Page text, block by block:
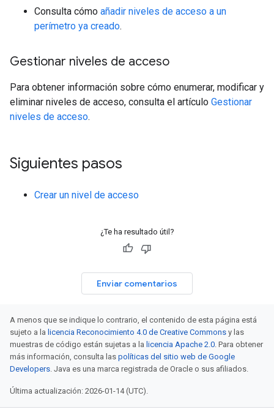
Consulta cómo añadir niveles de acceso a un
perímetro ya creado.
Gestionar niveles de acceso
Para obtener información sobre cómo enumerar, modificar y
eliminar niveles de acceso, consulta el artículo Gestionar
niveles de acceso.
Siguientes pasos
Crear un nivel de acceso
¿Te ha resultado útil?
Enviar comentarios
A menos que se indique lo contrario, el contenido de esta página está
sujeto a la licencia Reconocimiento 4.0 de Creative Commons y las
muestras de código están sujetas a la licencia Apache 2.0. Para obtener
más información, consulta las políticas del sitio web de Google
Developers. Java es una marca registrada de Oracle o sus afiliados.
Última actualización: 2026-01-14 (UTC).